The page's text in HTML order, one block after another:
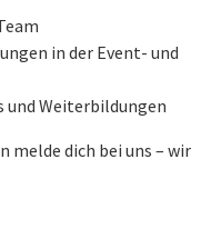
in der Event- und
und Weiterbildungen
melde dich bei uns – wir